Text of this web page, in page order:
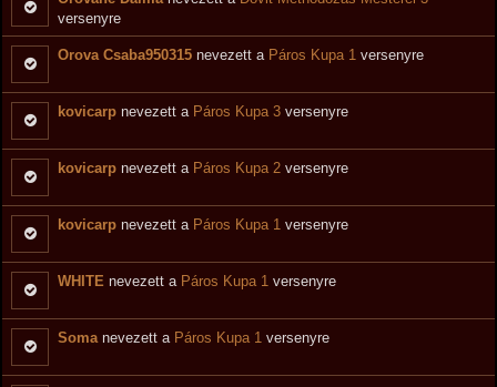
versenyre
Orova Csaba950315 nevezett a Páros Kupa 1 versenyre
kovicarp nevezett a Páros Kupa 3 versenyre
kovicarp nevezett a Páros Kupa 2 versenyre
kovicarp nevezett a Páros Kupa 1 versenyre
WHITE nevezett a Páros Kupa 1 versenyre
Somanevezett a Páros Kupa 1 versenyre